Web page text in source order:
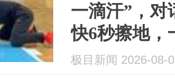
一滴汗”，对
快6秒擦地，
百次，13年
极目新闻 2026-08-